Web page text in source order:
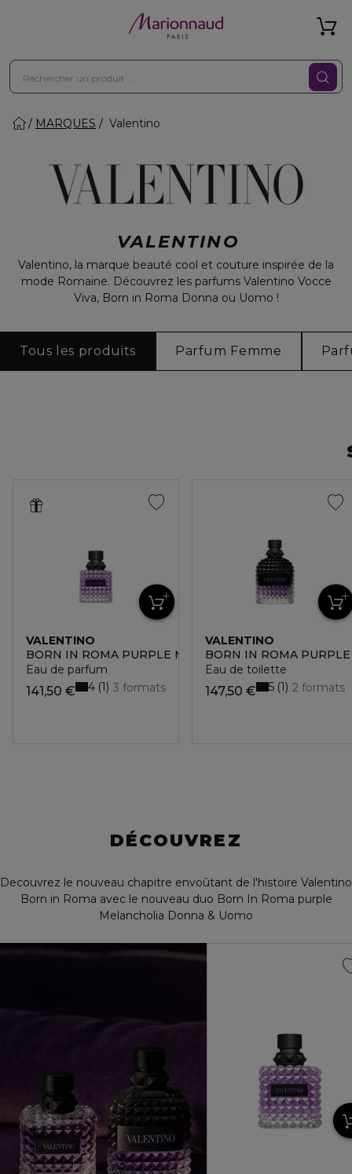
MARQUES Valentino
VALENTINO
Valentino, la marque beauté cool et couture inspirée de la
mode Romaine. Découvrez les parfums Valentino Vocce
Viva, Born in Roma Donna ou Uomo !
Tous les produits Parfum Femme
VALENTINO
BORN IN ROMA PURPLE MELANCHOLIA DONNA
Eau de parfum
141,50 € 3 formats
4 1
VALENTINO
BORN IN ROMA
Eau de toilette
147,50 € 2 formats
5 1
DÉCOUVREZ
Decouvrez le nouveau chapitre envoûtant de l'histoire Valentino
Born in Roma avec le nouveau duo Born In Roma purple
Melancholia Donna & Uomo